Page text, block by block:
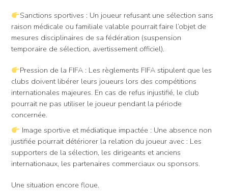
Sanctions sportives : Un joueur refusant une sélection sans
raison médicale ou familiale valable pourrait faire l’objet de
mesures disciplinaires de sa fédération (suspension
temporaire de sélection, avertissement officiel).
Pression de la FIFA : Les règlements FIFA stipulent que les
clubs doivent libérer leurs joueurs lors des compétitions
internationales majeures. En cas de refus injustifié, le club
pourrait ne pas utiliser le joueur pendant la période
concernée.
Image sportive et médiatique impactée : Une absence non
justifiée pourrait détériorer la relation du joueur avec : Les
supporters de la sélection, les dirigeants et anciens
internationaux, les partenaires commerciaux ou sponsors.
Une situation encore floue.